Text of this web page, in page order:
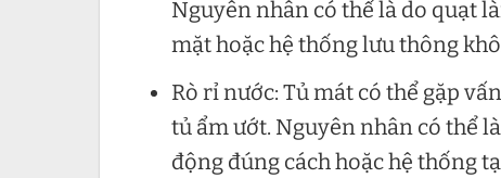
Nguyên nhân có thể là do quạt
mặt hoặc hệ thống lưu thông
Rò rỉ nước: Tủ mát có thể gặp
tủ ẩm ướt. Nguyên nhân có thể
động đúng cách hoặc hệ thống